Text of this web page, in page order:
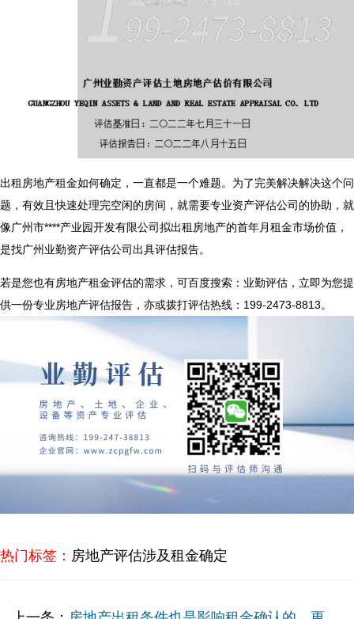
出租房地产租金如何确定，一直都是一个难题。为了完美解决解决这个问
题，有效且快速处理完空闲的房间，就需要专业资产评估公司的协助，就
像广州市****产业园开发有限公司拟出租房地产的首年月租金市场价值，
是找广州业勤资产评估公司出具评估报告。
若是您也有房地产租金评估的需求，可百度搜索：业勤评估，立即为您提
供一份专业房地产评估报告，亦或拨打评估热线：199-2473-8813。
热门标签： 房地产评估涉及租金确定